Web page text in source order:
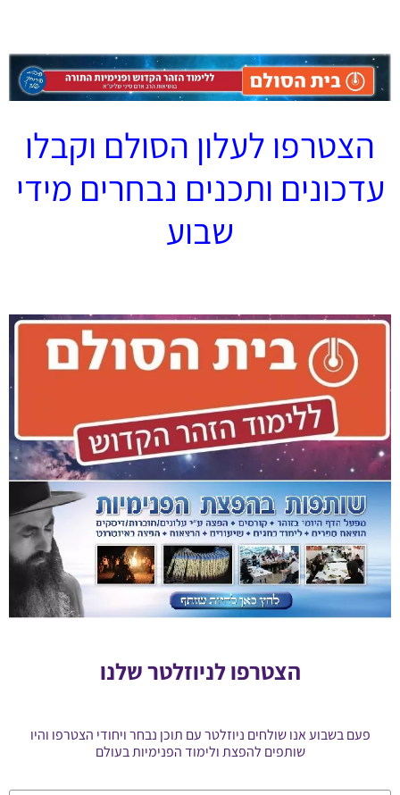
הצטרפו לעלון הסולם וקבלו
עדכונים ותכנים נבחרים מידי
שבוע
הצטרפו לניוזלטר שלנו
פעם בשבוע אנו שולחים ניוזלטר עם תוכן נבחר ויחודי הצטרפו והיו
שותפים להפצת ולימוד הפנימיות בעולם